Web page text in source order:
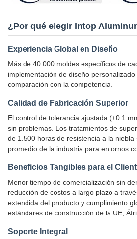
¿Por qué elegir Intop
Experiencia Global en Diseño
Más de 40.000 moldes específicos de
implementación de diseño
comparación con la competencia.
Calidad de Fabricación Superior
El control de tolerancia ajustada (±0.1
sin problemas. Los tratamientos de
de 1.500 horas de resistencia a la niebla
promedio de la industria para entornos
Beneficios Tangibles para el
Menor tiempo de comercialización sin
reducción de costos a largo plazo a
extendida del producto y cumplimiento
estándares de construcción de la UE,
Soporte Integral